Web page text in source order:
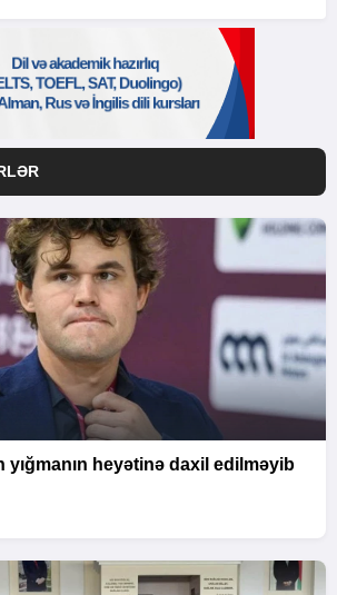
yığmanın heyətinə daxil edilməyib